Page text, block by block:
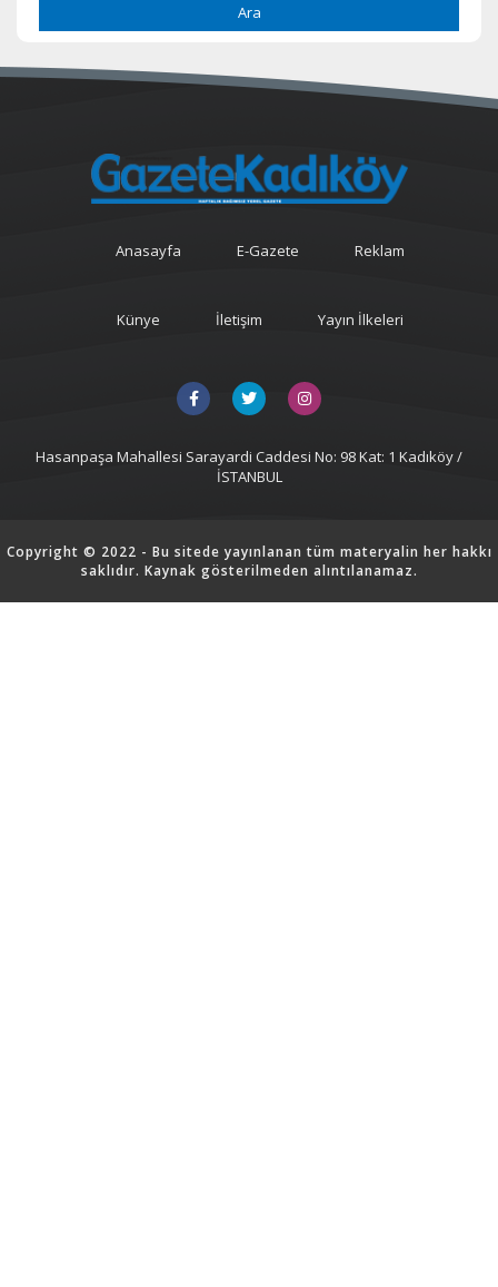
Ara
Anasayfa E-Gazete Reklam
Künye İletişim Yayın İlkeleri
Hasanpaşa Mahallesi Sarayardi Caddesi No: 98 Kat: 1 Kadıköy /
İSTANBUL
Copyright © 2022 - Bu sitede yayınlanan tüm materyalin her hakkı
saklıdır. Kaynak gösterilmeden alıntılanamaz.